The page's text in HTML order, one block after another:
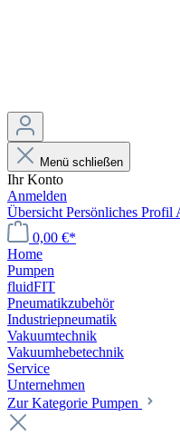
Menü schließen
Ihr Konto
Anmelden
Übersicht Persönliches Profil
0,00 €*
Home
Pumpen
fluidFIT
Pneumatikzubehör
Industriepneumatik
Vakuumtechnik
Vakuumhebetechnik
Service
Unternehmen
Zur Kategorie Pumpen